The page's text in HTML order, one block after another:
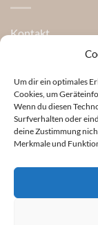
Um dir ein optimales
Cookies, um
Wenn du diesen
Surfverhalten oder
deine Zustimmung
Merkmale und
Kontakt
FAQ
Rücksendung
Über uns